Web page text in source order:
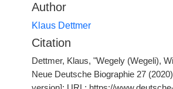
Author
Klaus Dettmer
Citation
Dettmer, Klaus, "Wegely (Wegeli),
Neue Deutsche Biographie 27